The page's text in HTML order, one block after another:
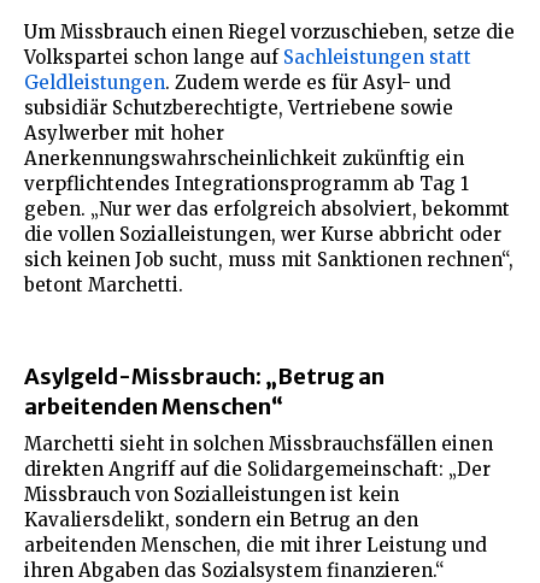
Um Missbrauch einen Riegel vorzuschieben, setze die
Volkspartei schon lange aufSachleistungen statt
Geldleistungen. Zudem werde es für Asyl- und
subsidiär Schutzberechtigte, Vertriebene sowie
Asylwerber mit hoher
Anerkennungswahrscheinlichkeit zukünftig ein
verpflichtendes Integrationsprogramm ab Tag 1
geben. „Nur wer das erfolgreich absolviert, bekommt
die vollen Sozialleistungen, wer Kurse abbricht oder
sich keinen Job sucht, muss mit Sanktionen rechnen“,
betont Marchetti.
Asylgeld-Missbrauch: „Betrug an
arbeitenden Menschen“
Marchetti sieht in solchen Missbrauchsfällen einen
direkten Angriff auf die Solidargemeinschaft: „Der
Missbrauch von Sozialleistungen ist kein
Kavaliersdelikt, sondern ein Betrug an den
arbeitenden Menschen, die mit ihrer Leistung und
ihren Abgaben das Sozialsystem finanzieren.“